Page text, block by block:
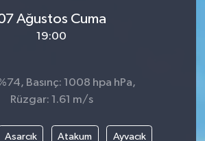
Ağustos Cuma
19:00
Basınç: 1008 hpa hPa,
Rüzgar: 1.61 m/s
Asarcık Atakum Ayvacık